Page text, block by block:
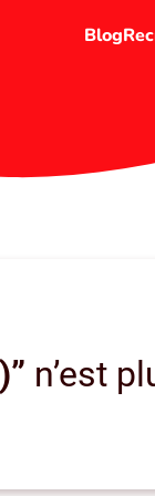
Blog
n’est